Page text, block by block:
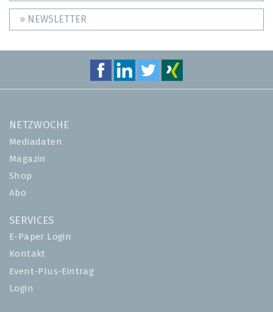
» NEWSLETTER
NETZWOCHE
Mediadaten
Magazin
Shop
Abo
SERVICES
E-Paper Login
Kontakt
Event-Plus-Eintrag
Login